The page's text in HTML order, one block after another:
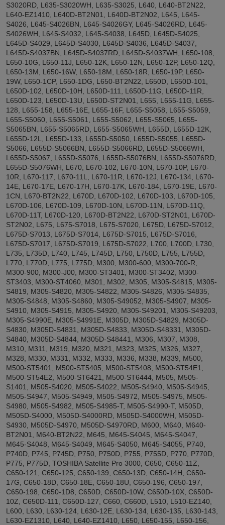
S3020RD, L635-S3020WH, L635-S3025, L640, L640-BT2N22,
L640-EZ1410, L640D-BT2N01, L640D-BT2N02, L645, L645-
S4026, L645-S4026BN, L645-S4026GY, L645-S4026RD, L645-
S4026WH, L645-S4032, L645-S4038, L645D, L645D-S4025,
L645D-S4029, L645D-S4030, L645D-S4036, L645D-S4037,
L645D-S4037BN, L645D-S4037RD, L645D-S4037WH, L650-108,
L650-10G, L650-11J, L650-12K, L650-12N, L650-12P, L650-12Q,
L650-13M, L650-16W, L650-18M, L650-18R, L650-19P, L650-
19W, L650-1CP, L650-1DG, L650-BT2N22, L650D, L650D-101,
L650D-102, L650D-10H, L650D-111, L650D-11G, L650D-11R,
L650D-123, L650D-13U, L650D-ST2N01, L655, L655-11G, L655-
128, L655-158, L655-16E, L655-16F, L655-S5058, L655-S5059,
L655-S5060, L655-S5061, L655-S5062, L655-S5065, L655-
S5065BN, L655-S5065RD, L655-S5065WH, L655D, L655D-12K,
L655D-12L, L655D-133, L655D-S5050, L655D-S5055, L655D-
S5066, L655D-S5066BN, L655D-S5066RD, L655D-S5066WH,
L655D-S5067, L655D-S5076, L655D-S5076BN, L655D-S5076RD,
L655D-S5076WH, L670, L670-102, L670-10N, L670-10P, L670-
10R, L670-117, L670-11L, L670-11R, L670-12J, L670-134, L670-
14E, L670-17E, L670-17H, L670-17K, L670-184, L670-19E, L670-
1CN, L670-BT2N22, L670D, L670D-102, L670D-103, L670D-105,
L670D-106, L670D-109, L670D-10N, L670D-11N, L670D-11Q,
L670D-11T, L670D-120, L670D-BT2N22, L670D-ST2N01, L670D-
ST2N02, L675, L675-S7018, L675-S7020, L675D, L675D-S7012,
L675D-S7013, L675D-S7014, L675D-S7015, L675D-S7016,
L675D-S7017, L675D-S7019, L675D-S7022, L700, L700D, L730,
L735, L735D, L740, L745, L745D, L750, L750D, L755, L755D,
L770, L770D, L775, L775D, M300, M300-600, M300-700-R,
M300-900, M300-J00, M300-ST3401, M300-ST3402, M300-
ST3403, M300-ST4060, M301, M302, M305, M305-S4815, M305-
S4819, M305-S4820, M305-S4822, M305-S4826, M305-S4835,
M305-S4848, M305-S4860, M305-S49052, M305-S4907, M305-
S4910, M305-S4915, M305-S4920, M305-S49201, M305-S49203,
M305-S4990E, M305-S4991E, M305D, M305D-S4829, M305D-
S4830, M305D-S4831, M305D-S4833, M305D-S48331, M305D-
S4840, M305D-S4844, M305D-S48441, M306, M307, M308,
M310, M311, M319, M320, M321, M323, M325, M326, M327,
M328, M330, M331, M332, M333, M336, M338, M339, M500,
M500-ST5401, M500-ST5405, M500-ST5408, M500-ST54E1,
M500-ST54E2, M500-ST6421, M500-ST6444, M505, M505-
S1401, M505-S4020, M505-S4022, M505-S4940, M505-S4945,
M505-S4947, M505-S4949, M505-S4972, M505-S4975, M505-
S4980, M505-S4982, M505-S4985-T, M505-S4990-T, M505D,
M505D-S4000, M505D-S4000RD, M505D-S4000WH, M505D-
S4930, M505D-S4970, M505D-S4970RD, M600, M640, M640-
BT2N01, M640-BT2N22, M645, M645-S4045, M645-S4047,
M645-S4048, M645-S4049, M645-S4050, M645-S4055, P740,
P740D, P745, P745D, P750, P750D, P755, P755D, P770, P770D,
P775, P775D, TOSHIBA Satellite Pro 3000, C650, C650-11Z,
C650-121, C650-125, C650-139, C650-13D, C650-14H, C650-
17G, C650-18D, C650-18E, C650-18U, C650-196, C650-197,
C650-198, C650-1D8, C650D, C650D-10W, C650D-10X, C650D-
10Z, C650D-111, C650D-127, C660, C660D, L510, L510-EZ140,
L600, L630, L630-124, L630-12E, L630-134, L630-135, L630-143,
L630-EZ1310, L640, L640-EZ1410, L650, L650-155, L650-156,